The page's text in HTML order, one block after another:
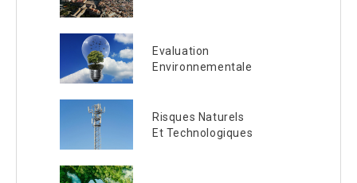
Evaluation
Environnementale
Risques Naturels
Et Technologiques